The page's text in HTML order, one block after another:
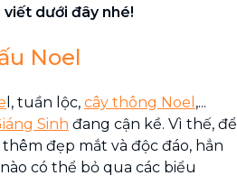
viết dưới đây nhé!
Noel
l, tuần lộc, cây thông Noel ,...
Sinh đang cận kề. Vì thế, để
đẹp mắt và độc đáo, hẳn
có thể bỏ qua các biểu